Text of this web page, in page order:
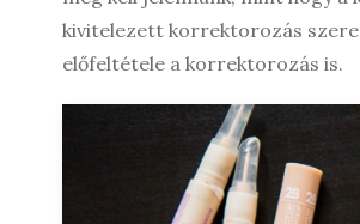
kivitelezett korrektorozás
előfeltétele a korrektorozás is.